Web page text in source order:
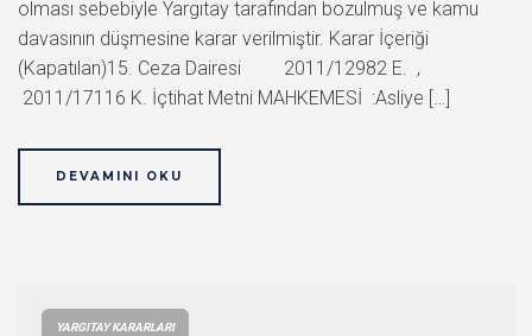
olması sebebiyle Yargıtay tarafından bozulmuş ve kamu
davasının düşmesine karar verilmiştir. Karar İçeriği
(Kapatılan)15. Ceza Dairesi 2011/12982 E. ,
2011/17116 K. İçtihat Metni MAHKEMESİ :Asliye […]
DEVAMINI OKU
YARGITAY KARARLARI